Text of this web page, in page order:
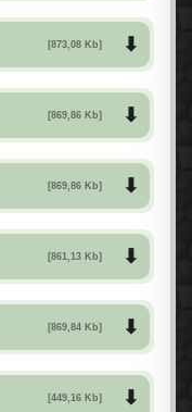
[873,08 Kb]
[869,86 Kb]
[869,86 Kb]
[861,13 Kb]
[869,84 Kb]
[449,16 Kb]